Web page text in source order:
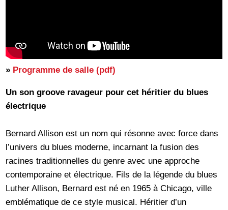
» Programme de salle (pdf)
Un son groove ravageur pour cet héritier du blues
électrique
Bernard Allison est un nom qui résonne avec force dans
l’univers du blues moderne, incarnant la fusion des
racines traditionnelles du genre avec une approche
contemporaine et électrique. Fils de la légende du blues
Luther Allison, Bernard est né en 1965 à Chicago, ville
emblématique de ce style musical. Héritier d’un